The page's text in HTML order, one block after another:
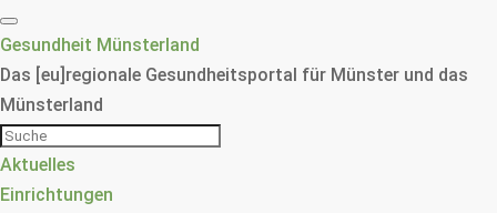
Gesundheit Münsterland
Das [eu]regionale Gesundheitsportal für Münster und das
Münsterland
Aktuelles
Einrichtungen